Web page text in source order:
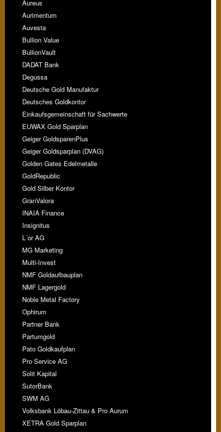
Aureus
Aurimentum
Auvesta
Bullion Value
BullionVault
DADAT Bank
Degussa
Deutsche Gold Manufaktur
Deutsches Goldkontor
Einkaufsgemeinschaft für Sachwerte
EUWAX Gold Sparplan
Geiger GoldsparenPlus
Geiger Goldsparplan (DVAG)
Golden Gates Edelmetalle
GoldRepublic
Gold Silber Kontor
GranValora
INAIA Finance
Insignitus
L´or AG
MG Marketing
Multi-Invest
NMF Goldaufbauplan
NMF Lagergold
Noble Metal Factory
Ophirum
Partner Bank
Partumgold
Pato Goldkaufplan
Pro Service AG
Solit Kapital
SutorBank
SWM AG
Volksbank Löbau-Zittau & Pro Aurum
XETRA Gold Sparplan